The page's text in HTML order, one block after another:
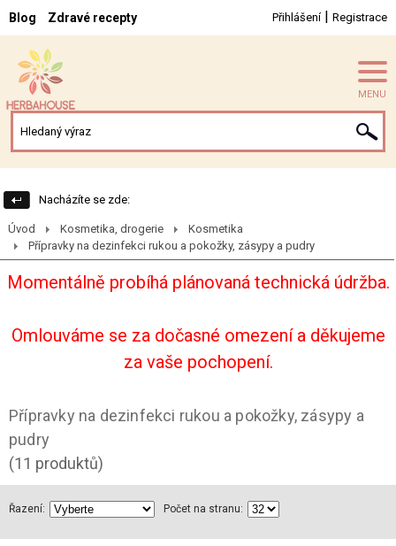
Blog Zdravé recepty Přihlášení| Registrace
MENU
Nacházíte se zde:
Úvod Kosmetika, drogerie
Kosmetika
Přípravky na dezinfekci rukou a pokožky, zásypy a pudry
Momentálně probíhá plánovaná technická údržba.
Omlouváme se za dočasné omezení a děkujeme
za vaše pochopení.
Přípravky na dezinfekci rukou a pokožky, zásypy a
pudry
(11 produktů)
Řazení: Počet na stranu: